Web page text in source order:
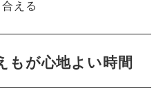
える
もが心地よい時間